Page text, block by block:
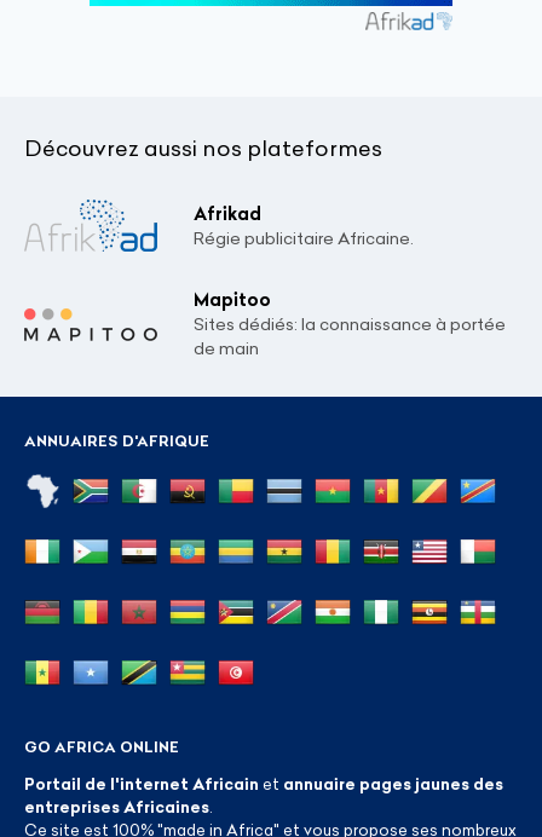
Découvrez aussi nos plateformes
Afrikad
Régie publicitaire Africaine.
Mapitoo
Sites dédiés: la connaissance à portée
de main
ANNUAIRES D'AFRIQUE
GO AFRICA ONLINE
Portail de l'internet Africain et annuaire pages jaunes des
entreprises Africaines
Ce site est 100% "made in Africa" et vous propose ses nombreux